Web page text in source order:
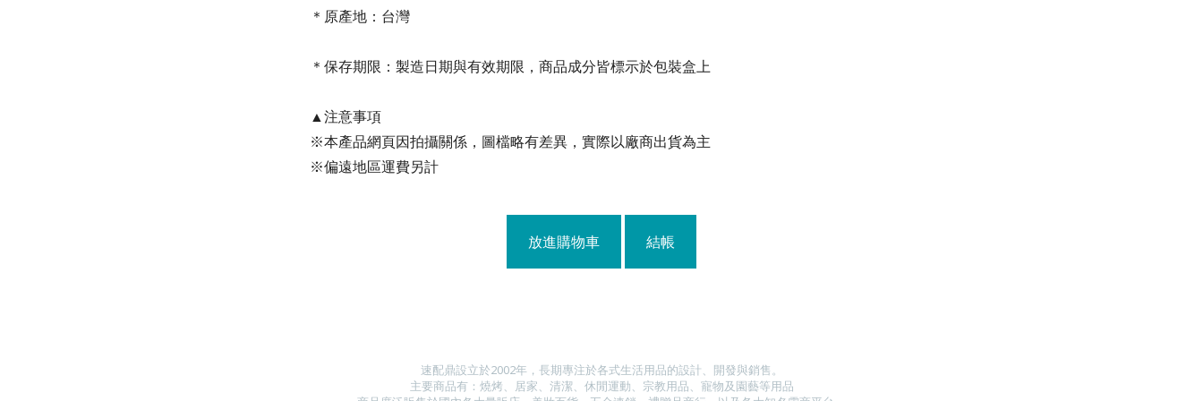
＊原產地：台灣
＊保存期限：製造日期與有效期限，商品成分皆標示於包裝盒上
▲注意事項
※本產品網頁因拍攝關係，圖檔略有差異，實際以廠商出貨為主
※偏遠地區運費另計
放進購物車 結帳
速配鼎設立於2002年，長期專注於各式生活用品的設計、開發與銷售。
主要商品有：燒烤、居家、清潔、休閒運動、宗教用品、寵物及園藝等用品